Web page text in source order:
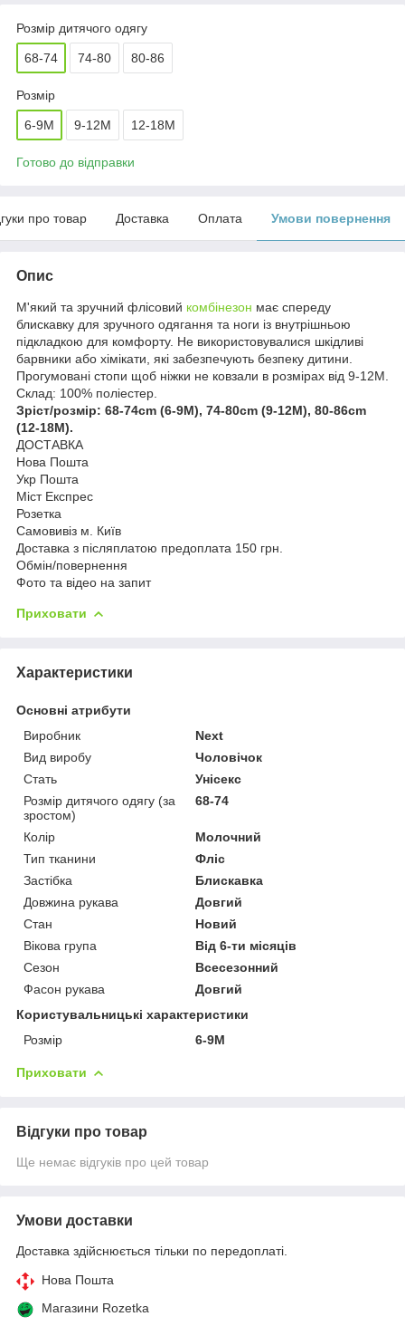
Розмір дитячого одягу
68-74 74-80 80-86
Розмір
6-9M 9-12М 12-18M
Готово до відправки
про товар Доставка Оплата Умови повернення
Опис
М'який та зручний флісовий комбінезон має спереду
блискавку для зручного одягання та ноги із внутрішньою
підкладкою для комфорту. Не використовувалися шкідливі
барвники або хімікати, які забезпечують безпеку дитини.
Прогумовані стопи щоб ніжки не ковзали в розмірах від 9-12М.
Склад: 100% поліестер.
Зріст/розмір: 68-74cm (6-9M), 74-80cm (9-12M), 80-86cm
(12-18M).
ДОСТАВКА
Нова Пошта
Укр Пошта
Міст Експрес
Розетка
Самовивіз м. Київ
Доставка з післяплатою предоплата 150 грн.
Обмін/повернення
Фото та відео на запит
Приховати
Характеристики
Основні атрибути
Виробник
Next
Вид виробу
Чоловічок
Стать
Унісекс
Розмір дитячого одягу (за
зростом)
68-74
Колір
Молочний
Тип тканини
Фліс
Застібка
Блискавка
Довжина рукава
Довгий
Стан
Новий
Вікова група
Від 6-ти місяців
Сезон
Всесезонний
Фасон рукава
Довгий
Користувальницькі характеристики
Розмір
6-9M
Приховати
Відгуки про товар
Ще немає відгуків про цей товар
Умови доставки
Доставка здійснюється тільки по передоплаті.
Нова Пошта
Магазини Rozetka